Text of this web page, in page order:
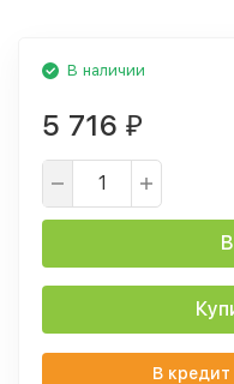
В наличии
5 716 ₽
В